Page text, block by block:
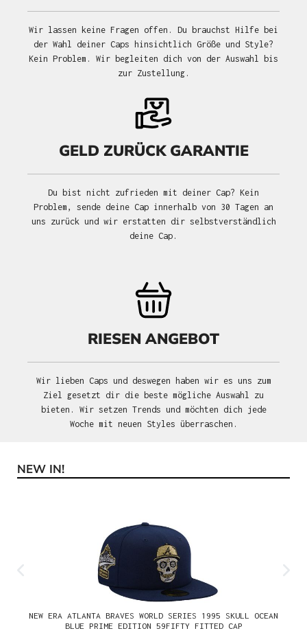
Wir lassen keine Fragen offen. Du brauchst Hilfe bei
der Wahl deiner Caps hinsichtlich Größe und Style?
Kein Problem. Wir begleiten dich von der Auswahl bis
zur Zustellung.
GELD ZURÜCK GARANTIE
Du bist nicht zufrieden mit deiner Cap? Kein
Problem, sende deine Cap innerhalb von 30 Tagen an
uns zurück und wir erstatten dir selbstverständlich
deine Cap.
RIESEN ANGEBOT
Wir lieben Caps und deswegen haben wir es uns zum
Ziel gesetzt dir die beste mögliche Auswahl zu
bieten. Wir setzen Trends und möchten dich jede
Woche mit neuen Styles überraschen.
Produktgalerie überspringen
NEW IN!
NEW ERA ATLANTA BRAVES WORLD SERIES 1995 SKULL OCEAN
BLUE PRIME EDITION 59FIFTY FITTED CAP